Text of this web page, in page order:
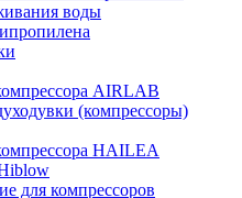
воды
AIRLAB
(компрессоры)
HAILEA
для компрессоров